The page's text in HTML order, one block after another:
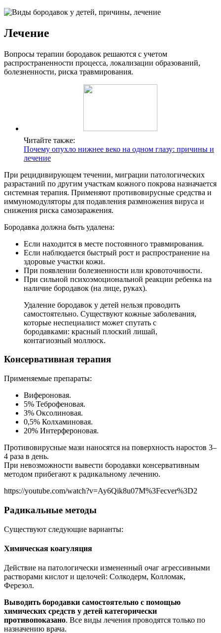
Лечение
Вопросы терапии бородавок решаются с учетом
распространенности процесса, локализации образований,
болезненности, риска травмирования.
Читайте также:
Почему опухло нижнее веко на одном глазу: причины и
лечение
При рецидивирующем течении, миграции патологических
разрастаний по другим участкам кожного покрова назначается
системная терапия. Применяют противовирусные средства и
иммуномодуляторы для подавления размножения вируса и
снижения риска самозаражения.
Бородавка должна быть удалена:
Если находится в месте постоянного травмирования.
Если наблюдается быстрый рост и распространение на
здоровые участки кожи.
При появлении болезненности или кровоточивости.
При сильной психоэмоциональной реакции ребенка на
наличие бородавок (на лице, руках).
Удаление бородавок у детей нельзя проводить
самостоятельно. Существуют кожные заболевания,
которые неспециалист может спутать с
бородавками: красный плоский лишай,
контагиозный моллюск.
Консервативная терапия
Применяемые препараты:
Вифероновая.
5% Теброфеновая.
3% Оксолиновая.
0,5% Колхаминовая.
20% Интерфероновая.
Противовирусные мази наносятся на поверхность наростов 3–
4 раза в день.
При невозможности вывести бородавки консервативным
методом прибегают к радикальному лечению.
https://youtube.com/watch?v=Ay6Qik8u07M%3Fecver%3D2
Радикальные методы
Существуют следующие варианты:
Химическая коагуляция
Действие на патологически измененный очаг агрессивными
растворами кислот и щелочей: Солкодерм, Колломак,
Ферезол.
Выводить бородавки самостоятельно с помощью
химических средств у детей категорически
противопоказано. Все виды лечения проводятся только по
назначению врача.